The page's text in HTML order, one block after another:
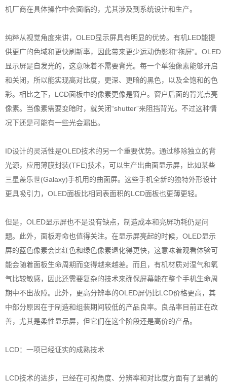
机厂商在具体操作中会面临的，尤其涉及到系统设计和生产。
纯粹从视觉角度来讲，OLED显示屏具有明显的优势。有机LED能提
供更广的色域和更快刷新率，因此带来更少运动伪影和“拖屏”。OLED
显示屏是自发光的，这意味着不需要背光。每一个单独像素能够开启
和关闭，所以能实现高对比度，更深、更暗的黑色，以及全饱和的色
彩。相比之下，LCD面板中的像素更像是窗户。窗户后面的背光点亮
像素。当像素需要变暗时，就关闭“shutter”来阻挡背光。不过这种情
况下还是可能有一些光会漏出。
ID设计的灵活性是OLED技术的另一个重要优势。通过移除独立的背
光源，应用薄膜封装(TFE)技术，可以生产出曲面显示屏，比如某些
三星盖乐世(Galaxy)手机用的曲面屏。这些手机全新的独特外形设计
更具吸引力，OLED面板比相同表面积的LCD面板也更薄更轻。
但是，OLED显示屏也不是没有缺点，制造成本和亮屏功耗仍是问
题。此外，面板寿命也值得关注。在显示屏亮起的时候，OLED显示
屏的蓝色像素会比红色和绿色像素退化得更快，这意味着观看体验可
能会随着面板生命周期而变得越来越差。而且，有机材质对湿气和氧
气比较敏感，因此还需要复杂的技术来确保屏幕能在整个手机生命周
期中不出故障。此外，更高分辨率的OLED屏仍比LCD价格更高，其
中部分原因在于制造和组装期间较低的产品良率。良品率目前正在改
善，尤其是柔性显示屏，但它们在这个阶段还是高价的产品。
LCD：一项已经证实的成熟技术
LCD技术的进步，已经在可视角度、分辨率和对比度方面有了显著的